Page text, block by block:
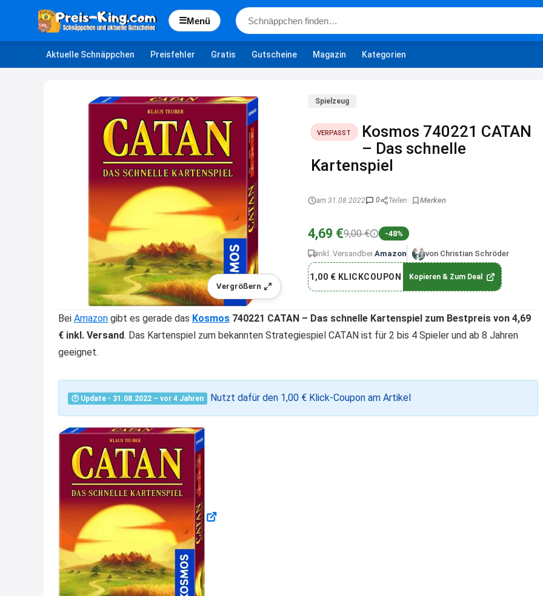
☰Menü
Aktuelle Schnäppchen Preisfehler Gratis Gutscheine Magazin Kategorien
Vergrößern
Spielzeug
VERPASST
Kosmos 740221 CATAN
– Das schnelle
Kartenspiel
am 31.08.2022 0 Teilen
4,69 €9,00 € -48%
inkl. Versand bei Amazon von Christian Schröder
1,00 € KLICKCOUPON Kopieren & Zum Deal
Bei Amazon gibt es gerade das Kosmos 740221 CATAN – Das schnelle Kartenspiel zum Bestpreis von 4,69
€ inkl. Versand. Das Kartenspiel zum bekannten Strategiespiel CATAN ist für 2 bis 4 Spieler und ab 8 Jahren
geeignet.
🕐 Update - 31.08.2022 – vor 4 Jahren Nutzt dafür den 1,00 € Klick-Coupon am Artikel